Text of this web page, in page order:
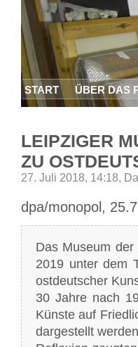
START ÜBER DAS
LEIPZIGER
U
27. Juli 2018, 14:18,
dpa/monopol,
Das Museum
2019 unter dem
ostdeutscher
30 Jahre nach
Künste auf
dargestellt